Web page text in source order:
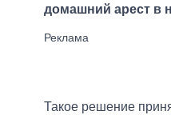
домашний арест в
Такое решение